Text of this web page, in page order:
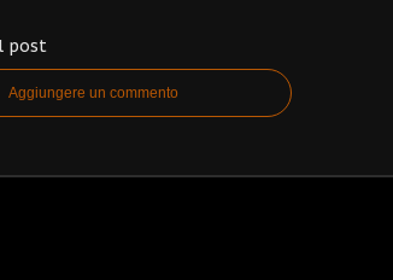
post
Aggiungere un commento